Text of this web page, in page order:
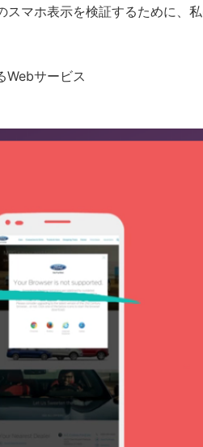
マホ表示を検証するために、
Webサービス